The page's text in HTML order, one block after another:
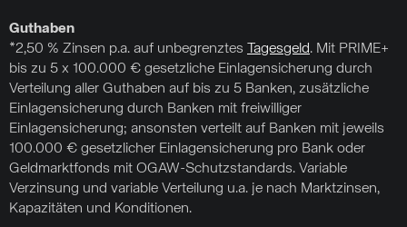
Guthaben
*2,50 % Zinsen p.a. auf unbegrenztes Tagesgeld. Mit PRIME+
bis zu 5 x 100.000 € gesetzliche Einlagensicherung durch
Verteilung aller Guthaben auf bis zu 5 Banken, zusätzliche
Einlagensicherung durch Banken mit freiwilliger
Einlagensicherung; ansonsten verteilt auf Banken mit jeweils
100.000 € gesetzlicher Einlagensicherung pro Bank oder
Geldmarktfonds mit OGAW-Schutzstandards. Variable
Verzinsung und variable Verteilung u.a. je nach Marktzinsen,
Kapazitäten und Konditionen.